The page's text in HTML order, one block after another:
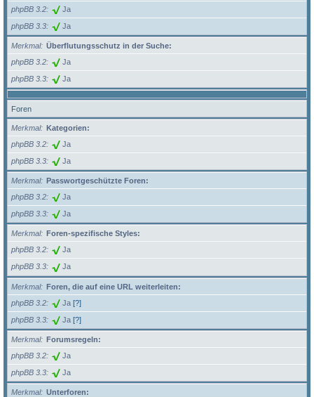
phpBB 3.2
Ja
phpBB 3.3 Ja
Merkmal
Überflutungsschutz in der Suche:
phpBB 3.2
Ja
phpBB 3.3 Ja
Foren
Merkmal
Kategorien:
phpBB 3.2
Ja
phpBB 3.3 Ja
Merkmal
Passwortgeschützte Foren:
phpBB 3.2
Ja
phpBB 3.3 Ja
Merkmal
Foren-spezifische Styles:
phpBB 3.2
Ja
phpBB 3.3 Ja
Merkmal
Foren, die auf eine URL weiterleiten:
phpBB 3.2
Ja [?]
phpBB 3.3 Ja [?]
Merkmal
Forumsregeln:
phpBB 3.2
Ja
phpBB 3.3 Ja
Merkmal
Unterforen: